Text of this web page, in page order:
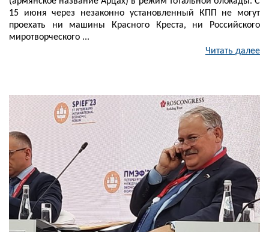
15 июня через незаконно установленный КПП не могут
проехать ни машины Красного Креста, ни Российского
миротворческого ...
Читать далее